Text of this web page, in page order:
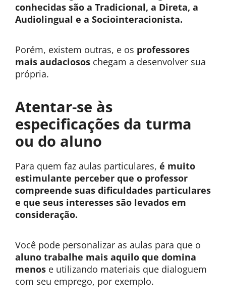
conhecidas são a Tradicional, a Direta, a
Audiolingual e a Sociointeracionista.
Porém, existem outras, e os professores
mais audaciosos chegam a desenvolver sua
própria.
Atentar-se às
especificações da turma
ou do aluno
Para quem faz aulas particulares, é muito
estimulante perceber que o professor
compreende suas dificuldades particulares
e que seus interesses são levados em
consideração.
Você pode personalizar as aulas para que o
aluno trabalhe mais aquilo que domina
menos e utilizando materiais que dialoguem
com seu emprego, por exemplo.